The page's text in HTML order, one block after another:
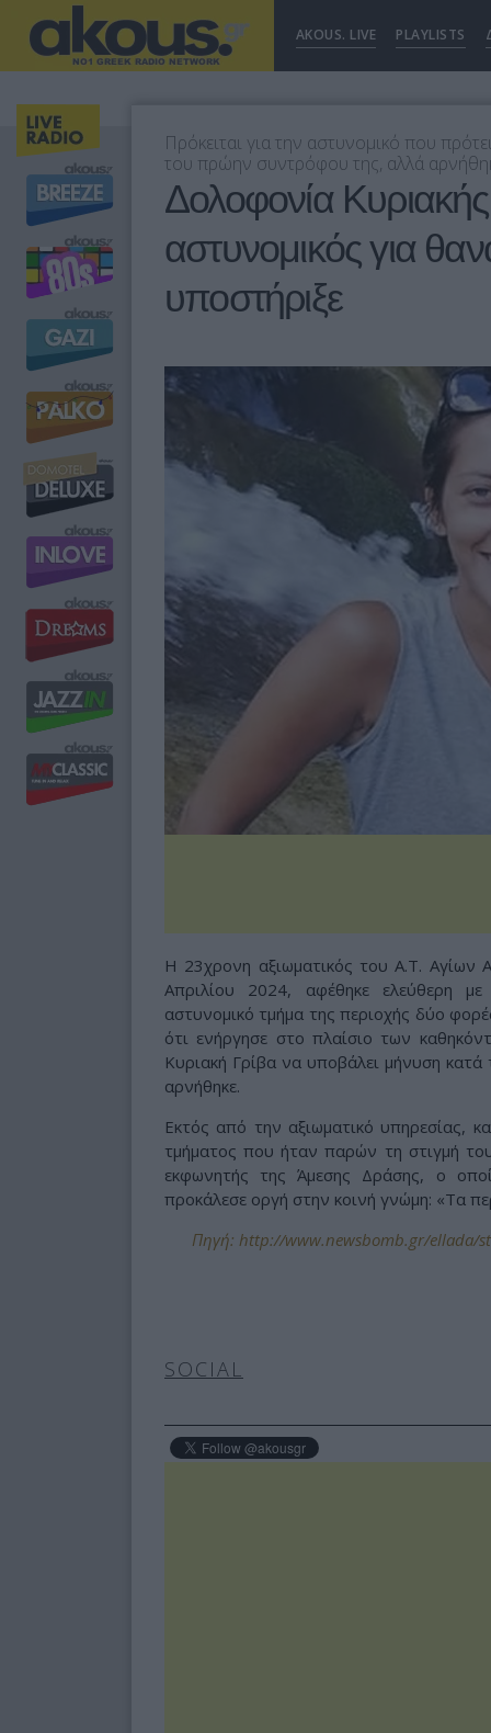
AKOUS. LIVE PLAYLISTS
Πρόκειται για την αστυνομικό που
του πρώην συντρόφου της, αλλά
Δολοφονία
αστυνομικός για
υποστήριξε
Η 23χρονη αξιωματικός του Α.Τ.
Απριλίου 2024, αφέθηκε ελεύθερη
αστυνομικό τμήμα της περιοχής δύο
ότι ενήργησε στο πλαίσιο των
Κυριακή Γρίβα να υποβάλει μήνυση
αρνήθηκε.
Εκτός από την αξιωματικό υπηρεσίας,
τμήματος που ήταν παρών τη στιγμή
εκφωνητής της Άμεσης Δράσης, ο
προκάλεσε οργή στην κοινή γνώμη: «Τα
Πηγή: http://www.newsbomb.gr/ellada/
SOCIAL